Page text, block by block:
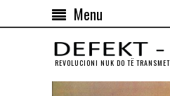
Menu
REVOLUCIONI NUK DO TЁ